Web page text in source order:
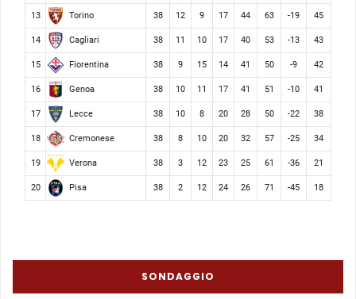
13 Torino 38 12 9 17 44 63 -19 45
14 Cagliari 38 11 10 17 40 53 -13 43
15 Fiorentina 38 9 15 14 41 50 -9 42
16 Genoa 38 10 11 17 41 51 -10 41
17 Lecce 38 10 8 20 28 50 -22 38
18 Cremonese 38 8 10 20 32 57 -25 34
19 Verona 38 3 12 23 25 61 -36 21
20 Pisa 38 2 12 24 26 71 -45 18
SONDAGGIO